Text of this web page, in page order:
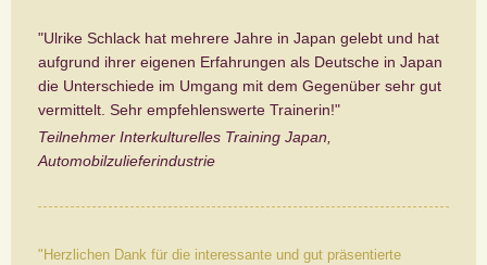
"Ulrike Schlack hat mehrere Jahre in Japan gelebt und hat
aufgrund ihrer eigenen Erfahrungen als Deutsche in Japan
die Unterschiede im Umgang mit dem Gegenüber sehr gut
vermittelt. Sehr empfehlenswerte Trainerin!"
Teilnehmer Interkulturelles Training Japan,
Automobilzulieferindustrie
"Herzlichen Dank für die interessante und gut präsentierte